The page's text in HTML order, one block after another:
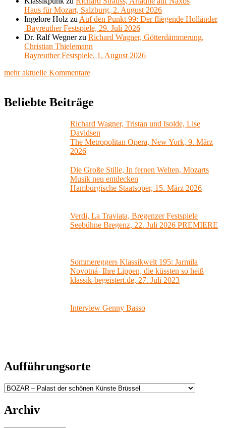
Haus für Mozart, Salzburg, 2. August 2026
Ingelore Holz zu Auf den Punkt 99: Der fliegende Holländer
Bayreuther Festspiele, 29. Juli 2026
Dr. Ralf Wegnerzu Richard Wagner, Götterdämmerung,
Christian Thielemann
Bayreuther Festspiele, 1. August 2026
mehr aktuelle Kommentare
Beliebte Beiträge
Richard Wagner, Tristan und Isolde, Lise
Davidsen
The Metropolitan Opera, New York, 9. März
2026
Die Große Stille, In fernen Welten, Mozarts
Musik neu entdecken
Hamburgische Staatsoper, 15. März 2026
Verdi, La Traviata, Bregenzer Festspiele
Seebühne Bregenz, 22. Juli 2026 PREMIERE
Sommereggers Klassikwelt 195: Jarmila
Novotná- Ihre Lippen, die küssten so heiß
klassik-begeistert.de, 27. Juli 2023
Interview Genny Basso
Aufführungsorte
Aufführungsorte
Archiv